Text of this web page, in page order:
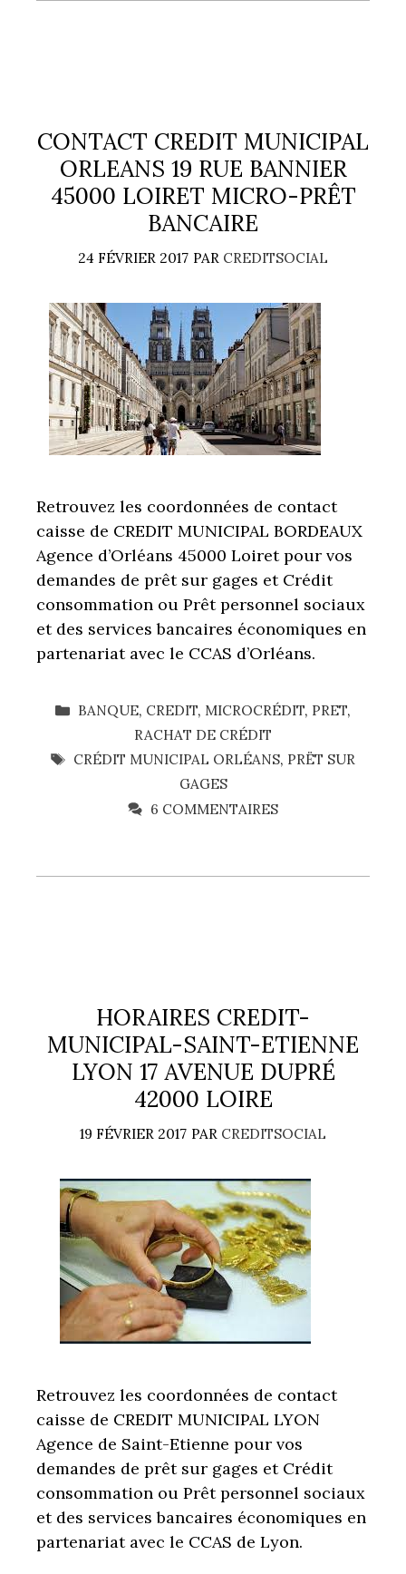
CONTACT CREDIT MUNICIPAL
ORLEANS 19 RUE BANNIER
45000 LOIRET MICRO-PRÊT
BANCAIRE
24 FÉVRIER 2017 PAR CREDITSOCIAL
Retrouvez les coordonnées de contact
caisse de CREDIT MUNICIPAL BORDEAUX
Agence d’Orléans 45000 Loiret pour vos
demandes de prêt sur gages et Crédit
consommation ou Prêt personnel sociaux
et des services bancaires économiques en
partenariat avec le CCAS d’Orléans.
CATÉGORIES
BANQUE, CREDIT, MICROCRÉDIT, PRET,
RACHAT DE CRÉDIT
ÉTIQUETTES
CRÉDIT MUNICIPAL ORLÉANS, PRËT SUR
GAGES
6 COMMENTAIRES
HORAIRES CREDIT-
MUNICIPAL-SAINT-ETIENNE
LYON 17 AVENUE DUPRÉ
42000 LOIRE
19 FÉVRIER 2017 PAR CREDITSOCIAL
Retrouvez les coordonnées de contact
caisse de CREDIT MUNICIPAL LYON
Agence de Saint-Etienne pour vos
demandes de prêt sur gages et Crédit
consommation ou Prêt personnel sociaux
et des services bancaires économiques en
partenariat avec le CCAS de Lyon.